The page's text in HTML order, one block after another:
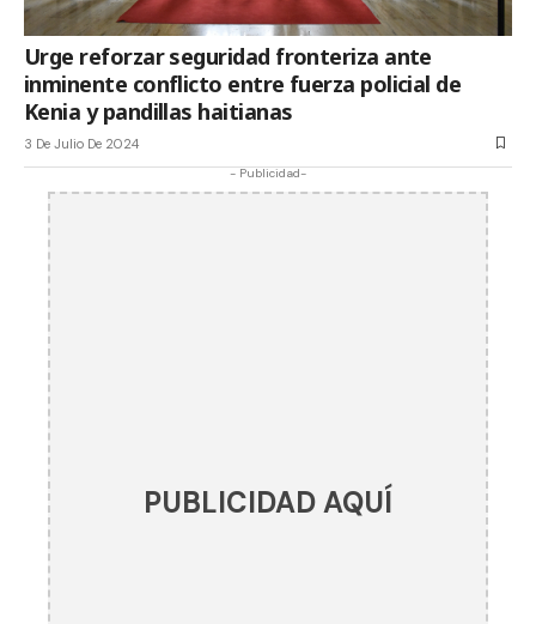
Urge reforzar seguridad fronteriza ante
inminente conflicto entre fuerza policial de
Kenia y pandillas haitianas
3 De Julio De 2024
- Publicidad-
PUBLICIDAD AQUÍ